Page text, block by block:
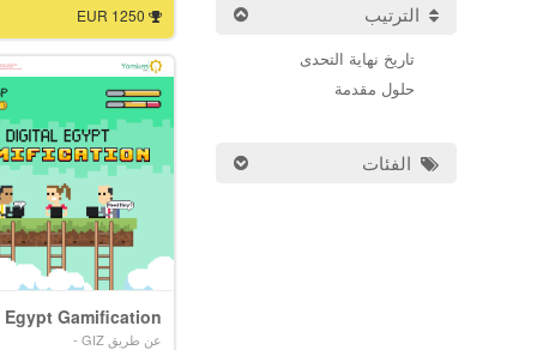
الترتيب
تاريخ نهاية التحدى
حلول مقدمة
الفئات
1250 EUR
Egypt Gamification
عن طريق GIZ -